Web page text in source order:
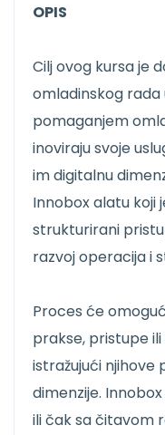
OPIS
Cilj ovog kursa je
omladinskog
pomaganjem
inoviraju svoje
im digitalnu
Innobox alatu koji
strukturirani
razvoj operacija i
Proces će
prakse, pristupe
istražujući njihove
dimenzije.
ili čak sa čitavom